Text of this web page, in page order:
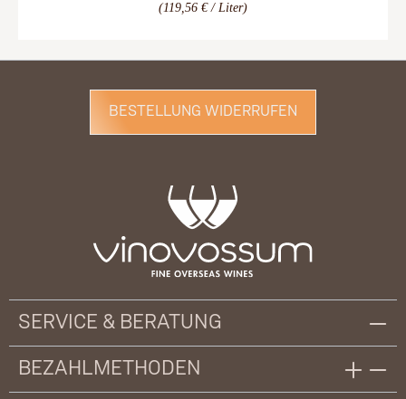
(119,56 € / Liter)
BESTELLUNG WIDERRUFEN
SERVICE & BERATUNG
BEZAHLMETHODEN